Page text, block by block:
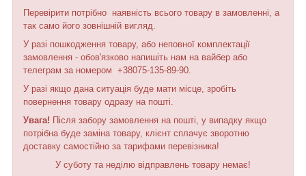
Перевірити потрібно наявність всього товару в замовленні, а
так само його зовнішній вигляд.
У разі пошкодження товару, або неповної комплектації
замовлення - обов'язково напишіть нам на вайбер або
телеграм за номером +38075-135-89-90.
У разі якщо дана ситуація буде мати місце, зробіть
повернення товару одразу на пошті.
Увага! Після забору замовлення на пошті, у випадку якщо
потрібна буде заміна товару, клієнт сплачує зворотню
доставку самостійно за тарифами перевізника!
У суботу та неділю відправлень товару немає!